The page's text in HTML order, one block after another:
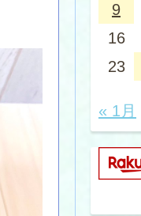
9
16
23
« 1月